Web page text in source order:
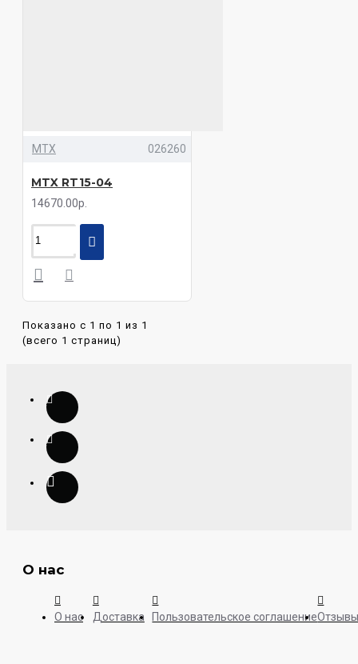
MTX 026260
MTX RT15-04
14670.00р.
Показано с 1 по 1 из 1
(всего 1 страниц)
О нас
О нас Доставка Пользовательское соглашение